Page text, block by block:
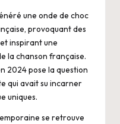
une onde de choc
provoquant des
inspirant une
la chanson française.
2024 pose la question
qui avait su incarner
uniques.
se retrouve